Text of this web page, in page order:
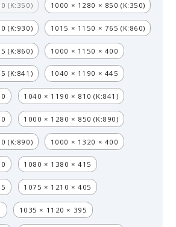
(K:350) 1000 × 1280 × 850 (K:350)
(K:930) 1015 × 1150 × 765 (K:860)
(K:860) 1000 × 1150 × 400
(K:841) 1040 × 1190 × 445
1040 × 1190 × 810 (K:841)
1000 × 1280 × 850 (K:890)
(K:890) 1000 × 1320 × 400
1080 × 1380 × 415
1075 × 1210 × 405
1035 × 1120 × 395